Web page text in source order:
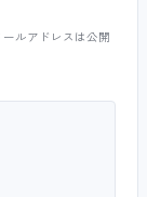
ルアドレスは公開